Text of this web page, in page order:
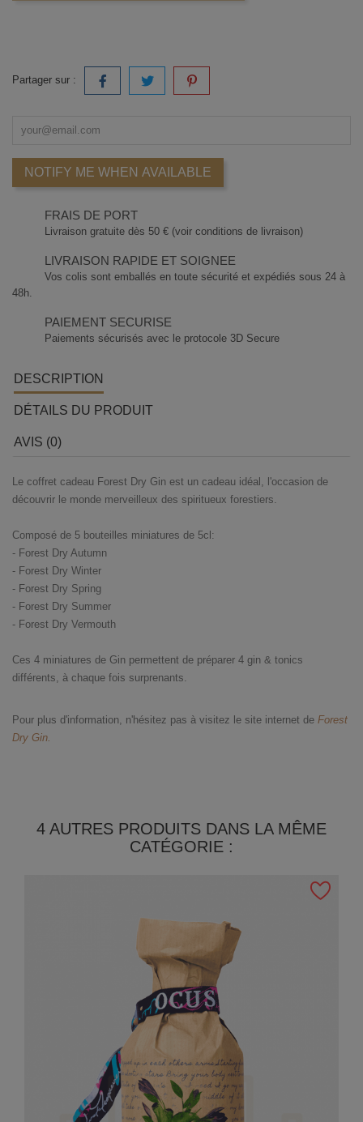
Partager sur :
NOTIFY ME WHEN AVAILABLE
FRAIS DE PORT
Livraison gratuite dès 50 € (voir conditions de livraison)
LIVRAISON RAPIDE ET SOIGNEE
Vos colis sont emballés en toute sécurité et expédiés sous 24 à
48h.
PAIEMENT SECURISE
Paiements sécurisés avec le protocole 3D Secure
DESCRIPTION
DÉTAILS DU PRODUIT
AVIS (0)
Le coffret cadeau Forest Dry Gin est un cadeau idéal, l'occasion de
découvrir le monde merveilleux des spiritueux forestiers.
Composé de 5 bouteilles miniatures de 5cl:
- Forest Dry Autumn
- Forest Dry Winter
- Forest Dry Spring
- Forest Dry Summer
- Forest Dry Vermouth
Ces 4 miniatures de Gin permettent de préparer 4 gin & tonics
différents, à chaque fois surprenants.
Pour plus d'information, n'hésitez pas à visitez le site internet de Forest
Dry Gin.
4 AUTRES PRODUITS DANS LA MÊME
CATÉGORIE :